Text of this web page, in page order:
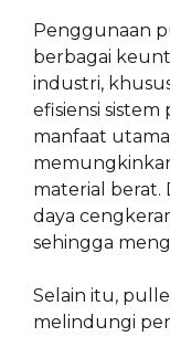
Penggunaan
berbagai
industri,
efisiensi
manfaat
material berat.
daya
sehingga
Selain itu,
melindungi